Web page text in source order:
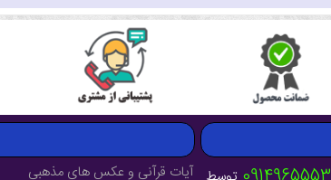
آیات قرآنی و عکس های مذهبی